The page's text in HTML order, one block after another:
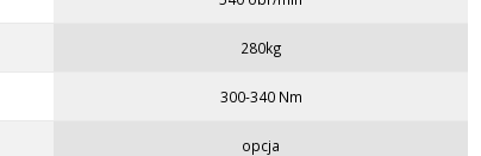
280kg
300-340 Nm
opcja